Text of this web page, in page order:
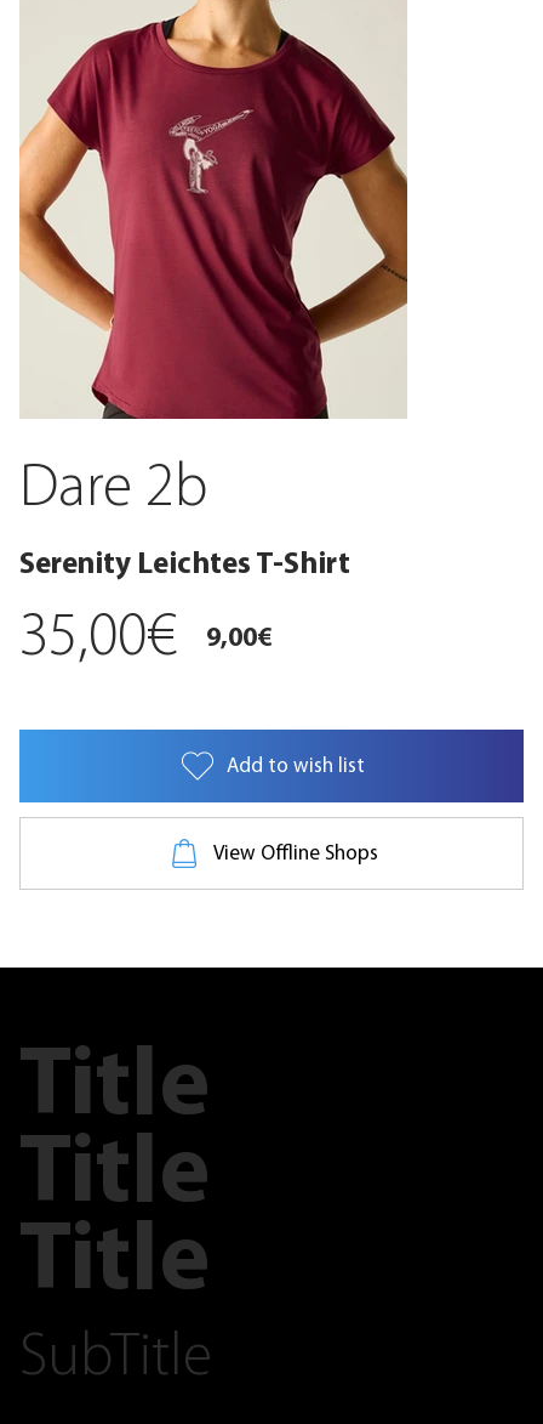
Dare 2b
Serenity Leichtes T-Shirt
35,00€ 9,00€
Das weiche, atmungsaktive und leichte Damen-T-Shirt schenkt Ihnen bei allen
Aktivitäten Tragekomfort, von entspannten Wandertouren bis zum Abkühlen nach dem
Add to wish list
View Offline Shops
Title
Title
Title
SubTitle